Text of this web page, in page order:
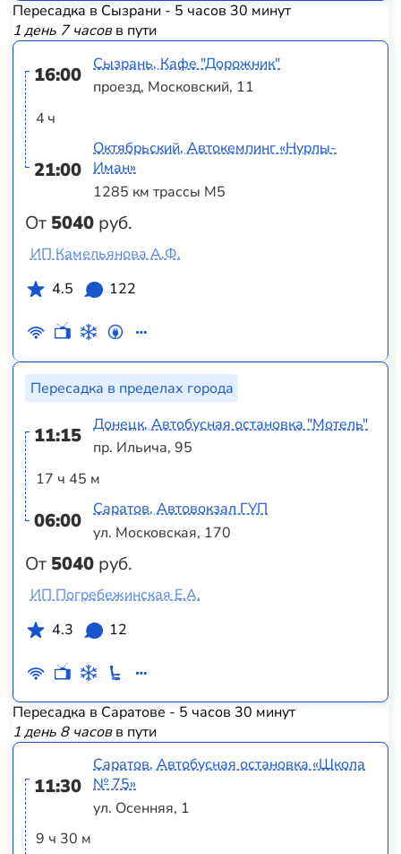
Пересадка в Сызрани - 5 часов 30 минут
1 день 7 часовв пути
16:00
4 ч
21:00
От 5040 руб.
Сызрань, Кафе "Дорожник"
проезд, Московский, 11
Октябрьский, Автокемпинг «Нурлы-
Иман»
1285 км трассы М5
ИП Камельянова А.Ф.
4.5
122
Пересадка в пределах города
11:15
17 ч 45 м
06:00
От 5040 руб.
Донецк, Автобусная остановка "Мотель"
пр. Ильича, 95
Саратов, Автовокзал ГУП
ул. Московская, 170
ИП Погребежинская Е.А.
4.3
12
Пересадка в Саратове - 5 часов 30 минут
1 день 8 часовв пути
11:30
9 ч 30 м
Саратов, Автобусная остановка «Школа
№ 75»
ул. Осенняя, 1